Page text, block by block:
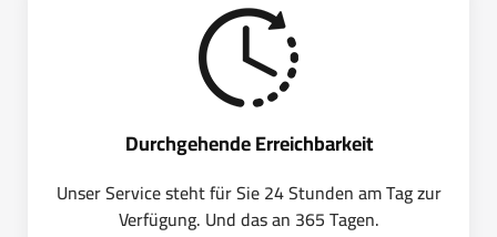
Durchgehende Erreichbarkeit
Unser Service steht für Sie 24 Stunden am Tag zur
Verfügung. Und das an 365 Tagen.